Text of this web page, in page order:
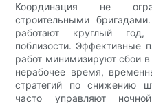
Координация не
строительными
работают круглый
поблизости. Эффективные
работ минимизируют сбои
нерабочее время,
стратегий по снижению
часто управляют